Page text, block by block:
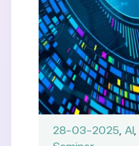
28-03-2025, AI,